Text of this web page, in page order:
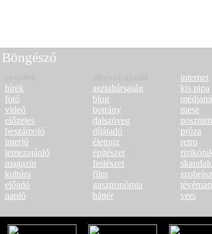
Böngésző
hírek
fotó
videó
előzetes
beszámoló
interjú
lemezajánló
magazin
kultúra
előadó
napló
asztaltársaság
blog
botrány
dalszöveg
díjátadó
életrajz
építészet
festészet
film
gasztronómia
háttér
internet
kis pipa
mese
próza
retro
vers